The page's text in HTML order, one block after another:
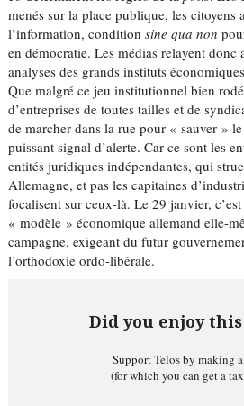
menés sur la place publique, les citoyens
l’information, conditionsine qua non
en démocratie. Les médias relayent donc
analyses des grands instituts
Que malgré ce jeu institutionnel bien
d’entreprises de toutes tailles et de
de marcher dans la rue pour « sauver »
puissant signal d’alerte. Car ce sont les
entités juridiques indépendantes, qui
Allemagne, et pas les capitaines
focalisent sur ceux-là. Le 29 janvier,
« modèle » économique allemand elle-
campagne, exigeant du futur
l’orthodoxie ordo-libérale.
Did you enjoy
Support Telos by making
(for which you can get a